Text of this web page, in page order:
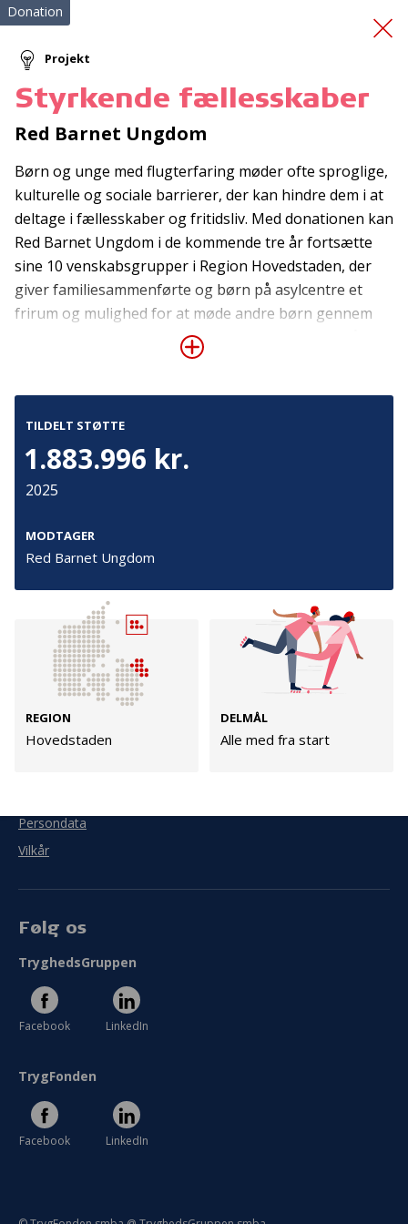
Den Sociale Arbejdsplads
Donation
Projekt
Styrkende fællesskaber
Red Barnet Ungdom
Børn og unge med flugterfaring møder ofte sproglige,
kulturelle og sociale barrierer, der kan hindre dem i at
deltage i fællesskaber og fritidsliv. Med donationen kan
Red Barnet Ungdom i de kommende tre år fortsætte
sine 10 venskabsgrupper i Region Hovedstaden, der
giver familiesammenførte og børn på asylcentre et
frirum og mulighed for at møde andre børn gennem
leg og sjove aktiviteter. Venskabsgrupperne består af
frivillige i alderen 16-30 år samt 7-10 børn mellem 6 og
trivsel. Målgruppen er ca. 300 børn med flugterfaring.
TILDELT STØTTE
1.883.996 kr.
2025
MODTAGER
Red Barnet Ungdom
REGION
Hovedstaden
DELMÅL
Alle med fra start
Tilmeld nyhedsbrev
De seneste nyheder om TrygFondens og TryghedsGruppens
aktiviteter direkte i din indbakke.
Kontakt
TrygFonden
info@trygfonden.dk
TryghedsGruppen
45 26 08 26
info@tryghedsgruppen.dk
Fakturering
Kontakt os
Persondata
Vilkår
Følg os
TryghedsGruppen
Facebook LinkedIn
TrygFonden
Facebook LinkedIn